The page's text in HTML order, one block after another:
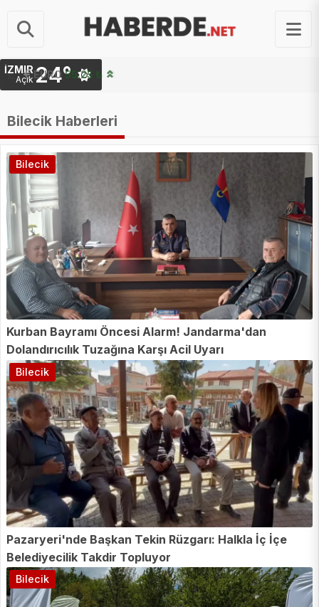
STERLIN 64.48 ₺
İZMIR
Açık 24°
Bilecik Haberleri
Kurban Bayramı Öncesi Alarm! Jandarma'dan
Dolandırıcılık Tuzağına Karşı Acil Uyarı
Bilecik
Pazaryeri'nde Başkan Tekin Rüzgarı: Halkla İç İçe
Belediyecilik Takdir Topluyor
Bilecik
Bilecik